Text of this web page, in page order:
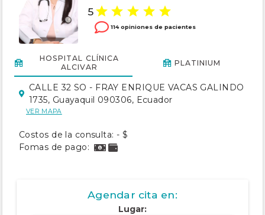
5
114 opiniones de pacientes
HOSPITAL CLÍNICA
ALCIVAR
PLATINIUM
CALLE 32 SO - FRAY ENRIQUE VACAS GALINDO
1735, Guayaquil 090306, Ecuador
VER MAPA
Costos de la consulta: - $
Fomas de pago:
Agendar cita en:
Lugar: